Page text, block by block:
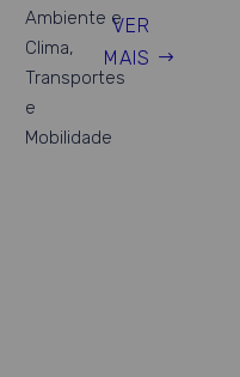
Ambiente e
Clima,
Transportes
e
Mobilidade
VER
MAIS